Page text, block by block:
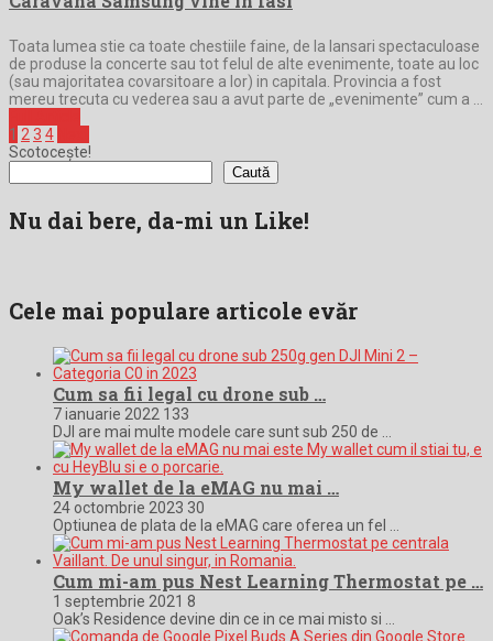
Toata lumea stie ca toate chestiile faine, de la lansari spectaculoase
de produse la concerte sau tot felul de alte evenimente, toate au loc
(sau majoritatea covarsitoare a lor) in capitala. Provincia a fost
mereu trecuta cu vederea sau a avut parte de „evenimente” cum a …
Paginație
articole
1 23 4
Scotocește!
Caută
Nu dai bere, da-mi un Like!
Cele mai populare articole evăr
Cum sa fii legal cu drone sub …
7 ianuarie 2022 133
DJI are mai multe modele care sunt sub 250 de …
My wallet de la eMAG nu mai …
24 octombrie 2023 30
Optiunea de plata de la eMAG care oferea un fel …
Cum mi-am pus Nest Learning Thermostat pe …
1 septembrie 2021 8
Oak’s Residence devine din ce in ce mai misto si …